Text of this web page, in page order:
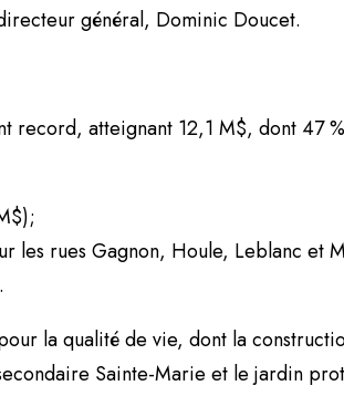
général, Dominic Doucet.
record, atteignant 12,1 M$, dont 47
les rues Gagnon, Houle, Leblanc
la qualité de vie, dont la
Sainte-Marie et le jardin